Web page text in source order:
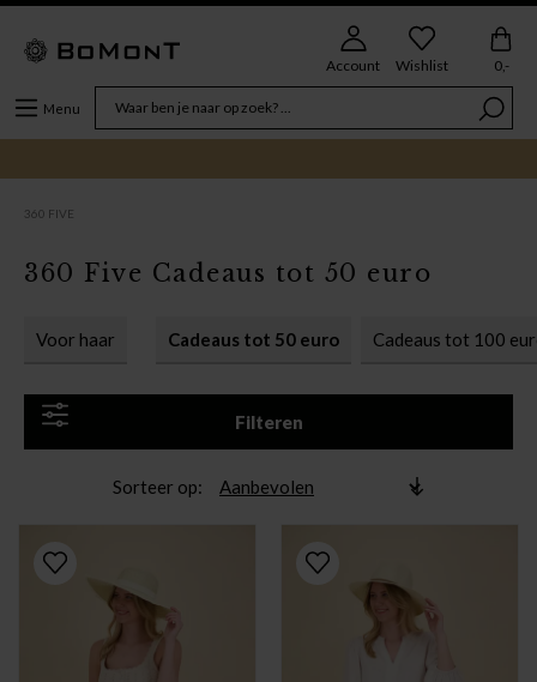
Menu
Account Wishlist 0,-
360 FIVE
Voor haar Cadeaus tot 50 euro Cadeaus tot 100
Filteren
360 Five Cadeaus tot 50 euro
Sorteer op